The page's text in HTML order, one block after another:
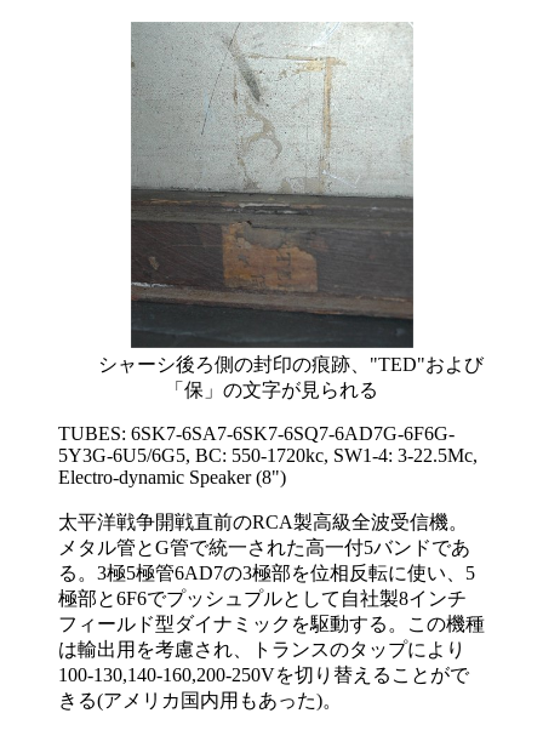
シャーシ後ろ側の封印の痕跡、"TED"および
「保」の文字が見られる
TUBES: 6SK7-6SA7-6SK7-6SQ7-6AD7G-6F6G-
5Y3G-6U5/6G5, BC: 550-1720kc, SW1-4: 3-22.5Mc,
Electro-dynamic Speaker (8")
太平洋戦争開戦直前のRCA製高級全波受信機。
メタル管とG管で統一された高一付5バンドであ
る。3極5極管6AD7の3極部を位相反転に使い、5
極部と6F6でプッシュプルとして自社製8インチ
フィールド型ダイナミックを駆動する。この機種
は輸出用を考慮され、トランスのタップにより
100-130,140-160,200-250Vを切り替えることがで
きる(アメリカ国内用もあった)。